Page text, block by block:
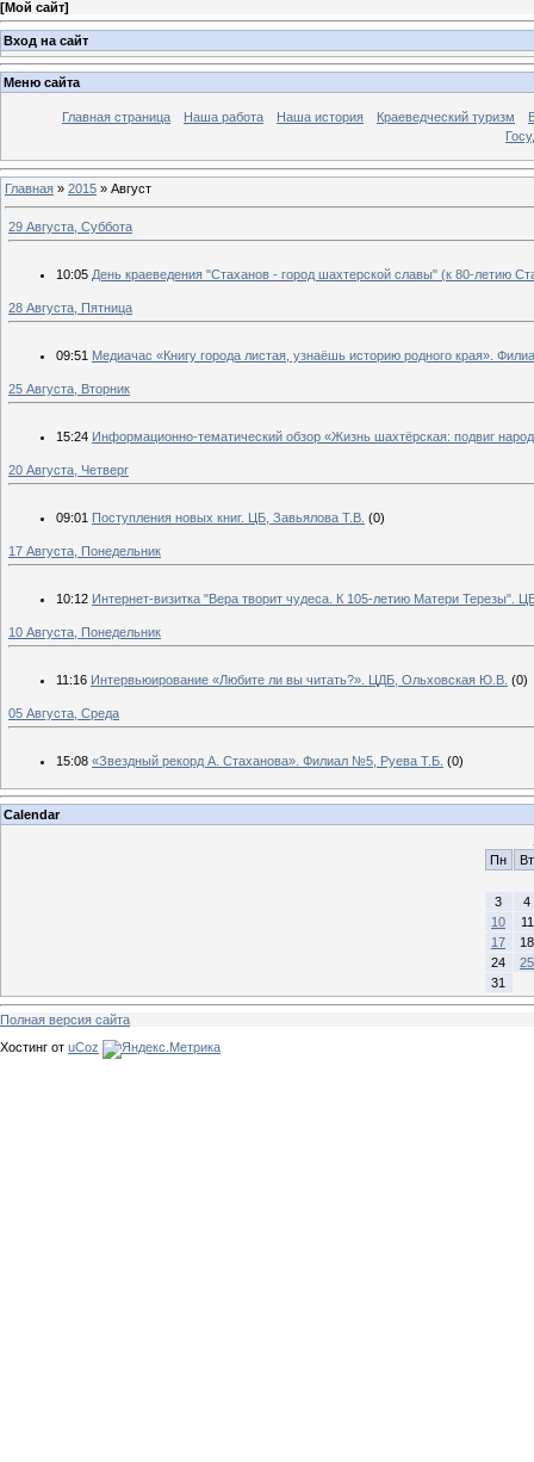
[Мой сайт]
Вход на сайт
Меню сайта
Главная страница Наша работа Наша история Краеведческий туризм
Главная » 2015 » Август
29 Августа, Суббота
10:05 День краеведения "Стаханов - город шахтерской славы" (к 80-летию
28 Августа, Пятница
09:51 Медиачас «Книгу города листая, узнаёшь историю родного края».
25 Августа, Вторник
15:24 Информационно-тематический обзор «Жизнь шахтёрская: подвиг
20 Августа, Четверг
09:01 Поступления новых книг. ЦБ, Завьялова Т.В. (0)
17 Августа, Понедельник
10:12 Интернет-визитка "Вера творит чудеса. К 105-летию Матери Терезы".
10 Августа, Понедельник
11:16 Интервьюирование «Любите ли вы читать?». ЦДБ, Ольховская Ю.В. (0)
05 Августа, Среда
15:08 «Звездный рекорд А. Стаханова». Филиал №5, Руева Т.Б. (0)
Calendar
Пн
Вт
3
4
10
11
17
18
24
25
31
Полная версия сайта
Хостинг от uCoz